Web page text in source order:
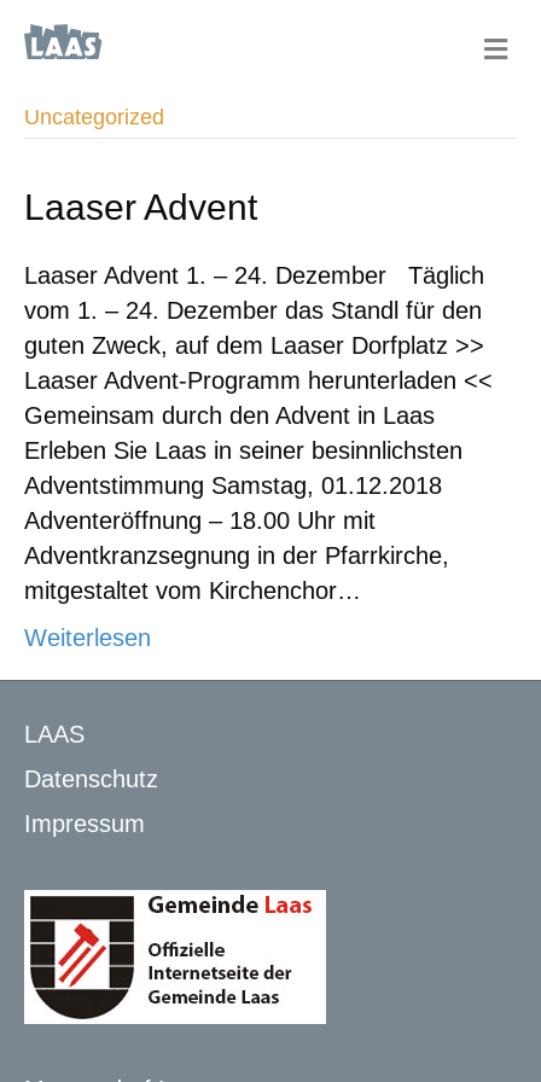
N
a
g
Uncategorized
Laaser Advent
Laaser Advent 1. – 24. Dezember Täglich
vom 1. – 24. Dezember das Standl für den
guten Zweck, auf dem Laaser Dorfplatz >>
Laaser Advent-Programm herunterladen <<
Gemeinsam durch den Advent in Laas
Erleben Sie Laas in seiner besinnlichsten
Adventstimmung Samstag, 01.12.2018
Adventeröffnung – 18.00 Uhr mit
Adventkranzsegnung in der Pfarrkirche,
mitgestaltet vom Kirchenchor…
Weiterlesen
LAAS
Datenschutz
Impressum